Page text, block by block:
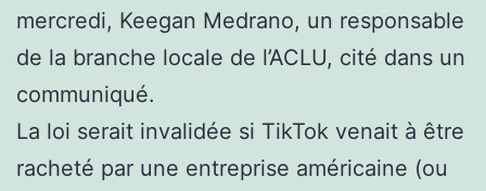
mercredi, Keegan Medrano, un responsable
de la branche locale de l’ACLU, cité dans un
communiqué.
La loi serait invalidée si TikTok venait à être
racheté par une entreprise américaine (ou